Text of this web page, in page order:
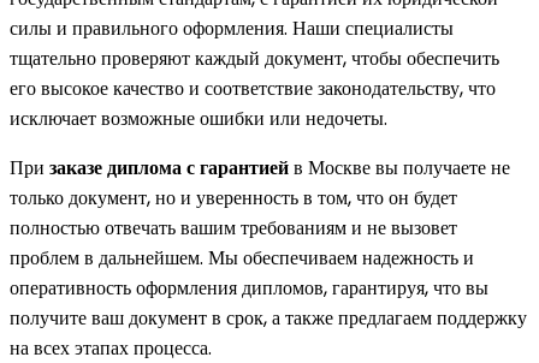
силы и правильного оформления. Наши специалисты
тщательно проверяют каждый документ, чтобы обеспечить
его высокое качество и соответствие законодательству, что
исключает возможные ошибки или недочеты.
При заказе диплома с гарантиейв Москве вы получаете не
только документ, но и уверенность в том, что он будет
полностью отвечать вашим требованиям и не вызовет
проблем в дальнейшем. Мы обеспечиваем надежность и
оперативность оформления дипломов, гарантируя, что вы
получите ваш документ в срок, а также предлагаем поддержку
на всех этапах процесса.